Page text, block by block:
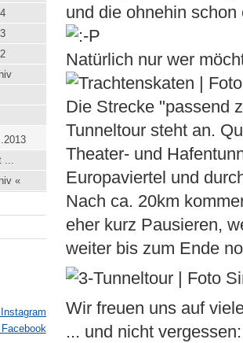
...
«
und die ohnehin
Natürlich nur wer
Die Strecke "passend
Tunneltour steht an.
Theater- und
Europaviertel und
Nach ca. 20km
eher kurz Pausieren,
weiter bis zum Ende
Wir freuen uns auf
... und nicht